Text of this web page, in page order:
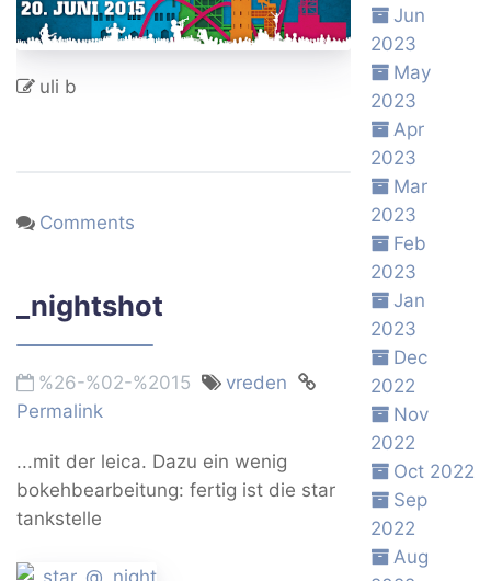
uli b
Comments
_nightshot
%26-%02-%2015
vreden
Permalink
...mit der leica. Dazu ein wenig
bokehbearbeitung: fertig ist die star
tankstelle
Jun
2023
May
2023
Apr
2023
Mar
2023
Feb
2023
Jan
2023
Dec
2022
Nov
2022
Oct 2022
Sep
2022
Aug